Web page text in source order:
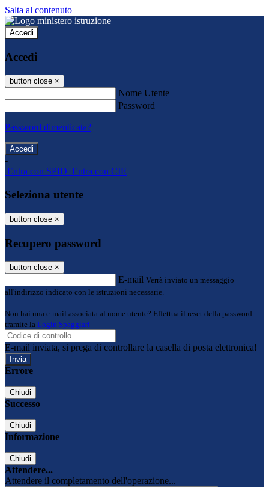
Salta al contenuto
Accedi
Accedi
button close ×
Nome Utente
Password
Password dimenticata?
-
Entra con SPID Entra con CIE
Seleziona utente
button close ×
Recupero password
button close ×
E-mail Verrà inviato un messaggio
all'indirizzo indicato con le istruzioni necessarie.
Non hai una e-mail associata al nome utente? Effettua il reset della password
tramite la Login Spaggiari
E-mail inviata, si prega di controllare la casella di posta elettronica!
Errore
Chiudi
Successo
Chiudi
Informazione
Chiudi
Attendere...
Attendere il completamento dell'operazione...